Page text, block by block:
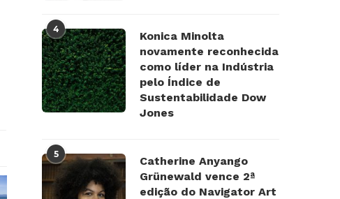
4
Konica Minolta
novamente reconhecida
como líder na Indústria
pelo Índice de
Sustentabilidade Dow
Jones
5
Catherine Anyango
Grünewald vence 2ª
edição do Navigator Art